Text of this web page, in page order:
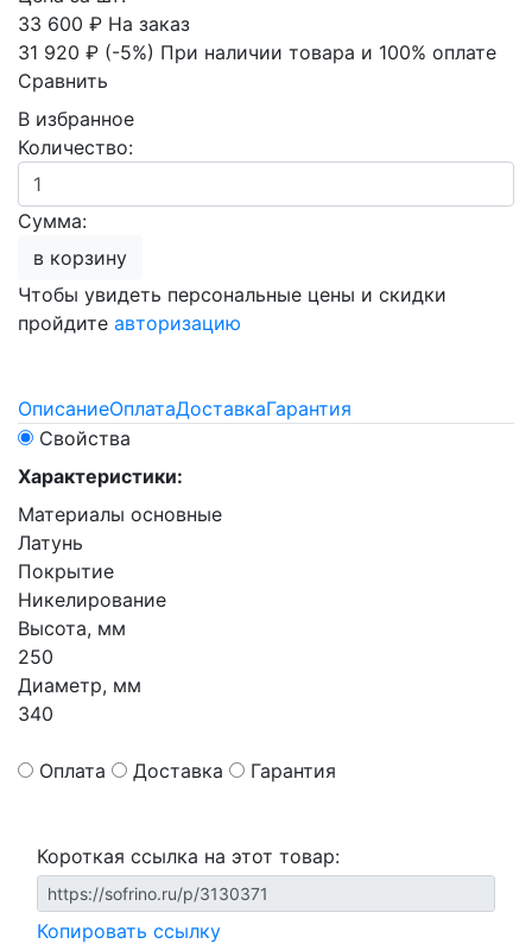
33 600 ₽ На заказ
31 920 ₽ (-5%) При наличии товара и 100% оплате
Сравнить
В избранное
Количество:
Сумма:
в корзину
Чтобы увидеть персональные цены и скидки
пройдите авторизацию
ОписаниеОплатаДоставкаГарантия
Свойства
Характеристики:
Материалы основные
Латунь
Покрытие
Никелирование
Высота, мм
250
Диаметр, мм
340
Оплата Доставка Гарантия
Короткая ссылка на этот товар:
Копировать ссылку